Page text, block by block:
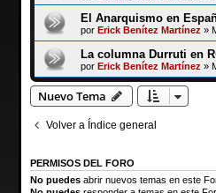
El Anarquismo en
por Erick Benítez Martínez »
La columna Durruti en
por Erick Benítez Martínez »
Nuevo Tema
Volver a Índice general
PERMISOS DEL FORO
No puedesabrir nuevos temas en este